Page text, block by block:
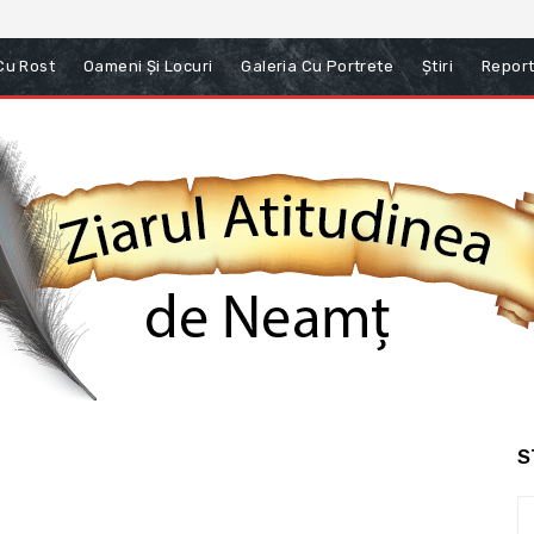
Rost Oameni Și Locuri Galeria Cu Portrete Știri